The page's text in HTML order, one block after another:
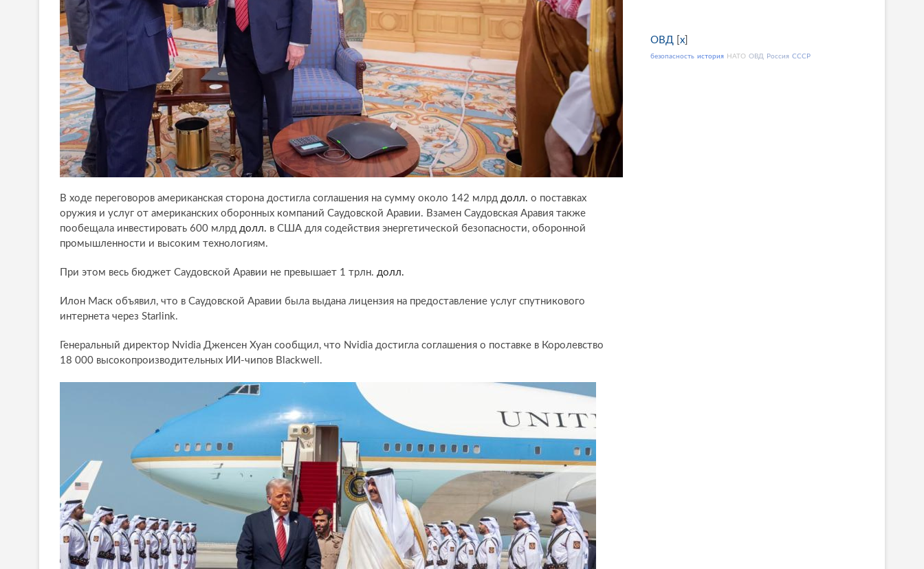
В ходе переговоров американская сторона достигла соглашения на сумму около 142 млрд долл. о поставках
оружия и услуг от американских оборонных компаний Саудовской Аравии. Взамен Саудовская Аравия также
пообещала инвестировать 600 млрд долл. в США для содействия энергетической безопасности, оборонной
промышленности и высоким технологиям.
При этом весь бюджет Саудовской Аравии не превышает 1 трлн. долл.
Илон Маск объявил, что в Саудовской Аравии была выдана лицензия на предоставление услуг спутникового
интернета через Starlink.
Генеральный директор Nvidia Дженсен Хуан сообщил, что Nvidia достигла соглашения о поставке в Королевство
18 000 высокопроизводительных ИИ-чипов Blackwell.
ОВД x
безопасность история НАТО ОВД Россия СССР